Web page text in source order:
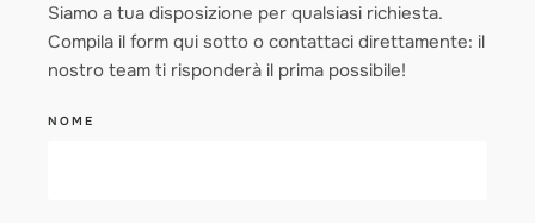
Siamo a tua disposizione per qualsiasi richiesta.
Compila il form qui sotto o contattaci direttamente: il
nostro team ti risponderà il prima possibile!
NOME